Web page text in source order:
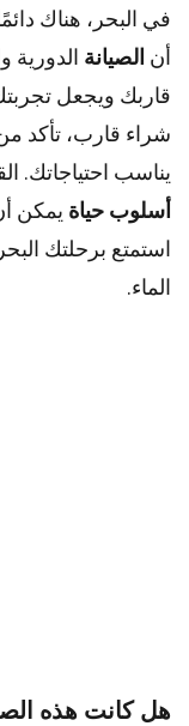
في البحر، هناك
أن الصيانة الدورية
قاربك ويجعل
شراء قارب، تأكد
يناسب احتياجاتك.
أسلوب حياة يمكن
استمتع برحلتك
الماء.
هل كانت هذه